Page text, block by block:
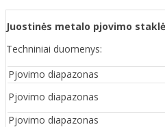
Juostinės metalo pjovimo
Techniniai duomenys:
Pjovimo diapazonas
Pjovimo diapazonas
Pjovimo diapazonas